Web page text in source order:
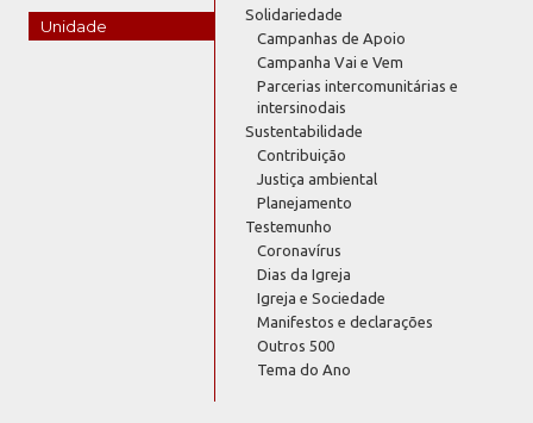
Unidade
Solidariedade
Campanhas de Apoio
Campanha Vai e Vem
Parcerias intercomunitárias e
intersinodais
Sustentabilidade
Contribuição
Justiça ambiental
Planejamento
Testemunho
Coronavírus
Dias da Igreja
Igreja e Sociedade
Manifestos e declarações
Outros 500
Tema do Ano